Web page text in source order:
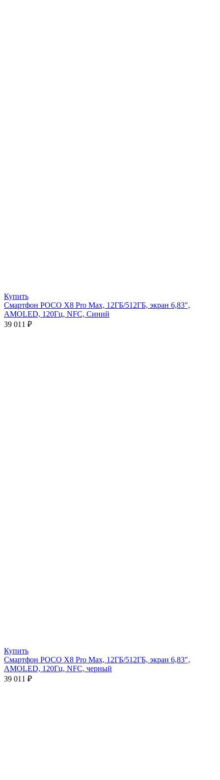
Купить
Смартфон POCO X8 Pro Max, 12ГБ/512ГБ, экран 6,83″,
AMOLED, 120Гц, NFC, Синий
39 011 ₽
Купить
Смартфон POCO X8 Pro Max, 12ГБ/512ГБ, экран 6,83″,
AMOLED, 120Гц, NFC, черный
39 011 ₽